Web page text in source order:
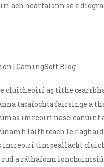
ach neartaíonn sé a
cluicheoirí ag tithe
tacaíochta fairsinge a
imreoirí
láithreach le
imreoirí timpeallacht
a ráthaíonn